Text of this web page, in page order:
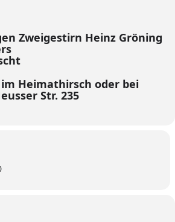
Zweigestirn Heinz Gröning
im Heimathirsch oder bei
Str. 235